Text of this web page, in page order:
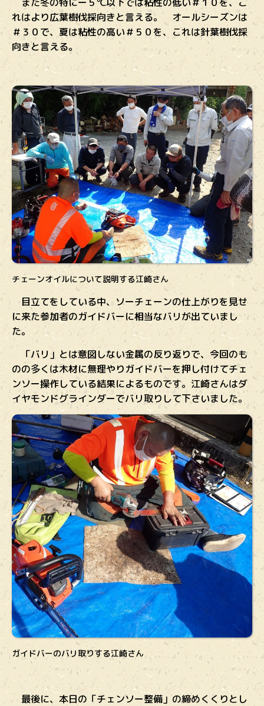
れはより広葉樹伐採向きと言える。 オールシーズンは
＃３０で、夏は粘性の高い＃５０を、これは針葉樹伐採
向きと言える。
チェーンオイルについて説明する江崎さん
目立てをしている中、ソーチェーンの仕上がりを見せ
に来た参加者のガイドバーに相当なバリが出ていまし
た。
「バリ」とは意図しない金属の反り返りで、今回のも
のの多くは木材に無理やりガイドバーを押し付けてチェ
ンソー操作している結果によるものです。江崎さんはダ
イヤモンドグラインダーでバリ取りして下さいました。
ガイドバーのバリ取りする江崎さん
最後に、本日の「チェンソー整備」の締めくくりとし